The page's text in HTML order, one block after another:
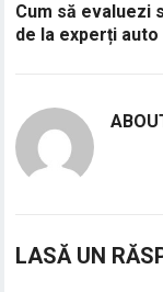
Cum să evaluezi
de la experți auto
LASĂ UN